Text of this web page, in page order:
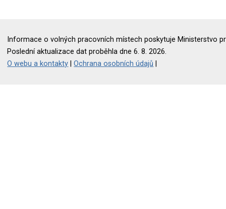
Informace o volných pracovních místech poskytuje Ministerstvo
Poslední aktualizace dat proběhla dne 6. 8. 2026.
O webu a kontakty |Ochrana osobních údajů